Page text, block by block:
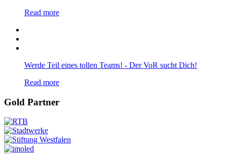
Read more
Werde Teil eines tollen Teams! - Der VoR sucht Dich!
Read more
Gold Partner